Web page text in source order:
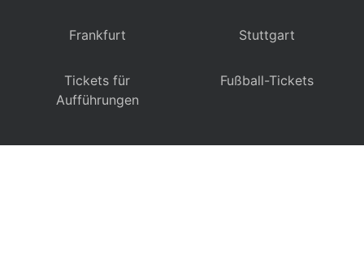
Frankfurt Stuttgart
Tickets für
Aufführungen
Fußball-Tickets